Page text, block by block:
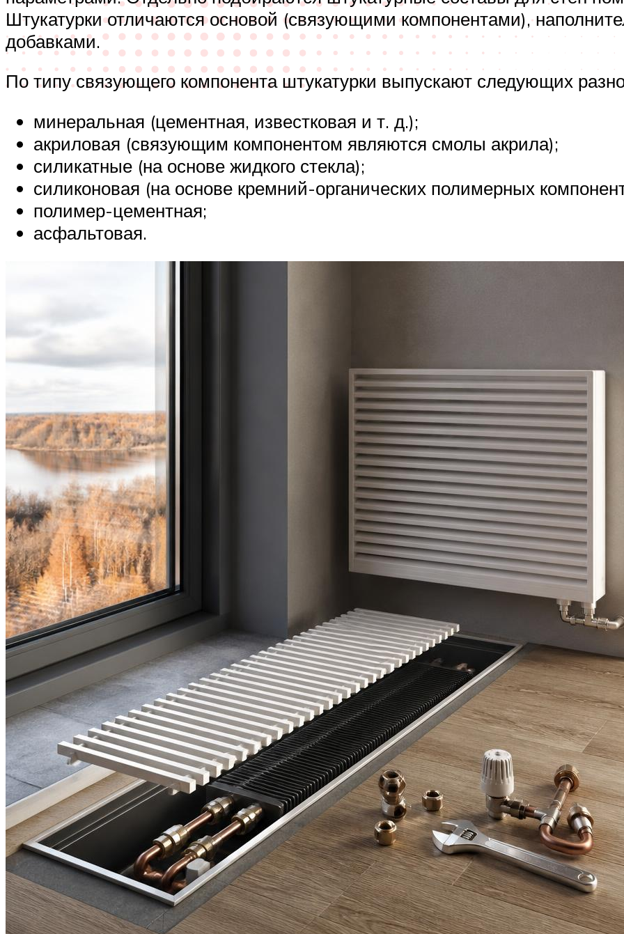
Штукатурки отличаются основой (связующими компонентами),
добавками.
По типу связующего компонента штукатурки выпускают следующих
минеральная (цементная, известковая и т. д.);
акриловая (связующим компонентом являются смолы акрила);
силикатные (на основе жидкого стекла);
силиконовая (на основе кремний-органических полимерных
полимер-цементная;
асфальтовая.